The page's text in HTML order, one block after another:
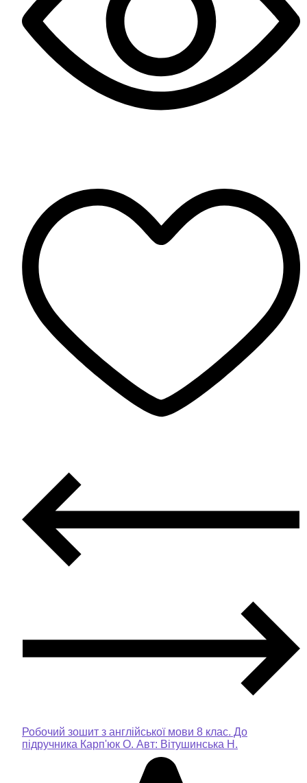
Робочий зошит з англійської мови 8 клас. До
підручника Карп'юк О. Авт: Вітушинська Н.